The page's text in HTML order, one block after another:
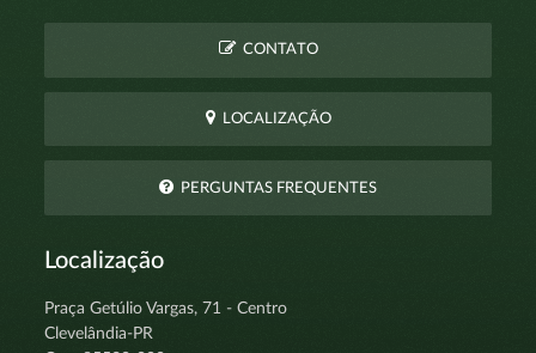
CONTATO
LOCALIZAÇÃO
PERGUNTAS FREQUENTES
Localização
Praça Getúlio Vargas, 71 - Centro
Clevelândia-PR